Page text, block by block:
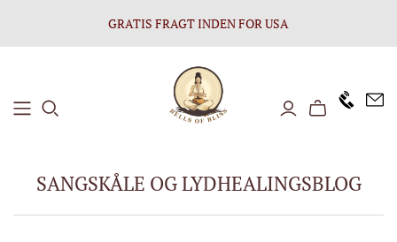
GRATIS FRAGT INDEN FOR USA
SANGSKÅLE OG LYDHEALINGSBLOG